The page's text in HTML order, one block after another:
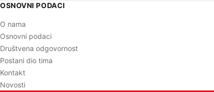
OSNOVNI PODACI
O nama
Osnovni podaci
Društvena odgovornost
Postani dio tima
Kontakt
Novosti